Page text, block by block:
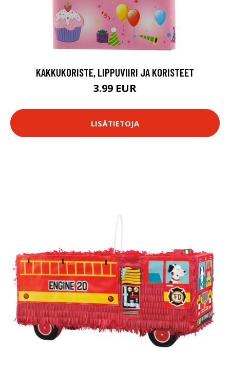
KAKKUKORISTE, LIPPUVIIRI JA KORISTEET
3.99 EUR
LISÄTIETOJA